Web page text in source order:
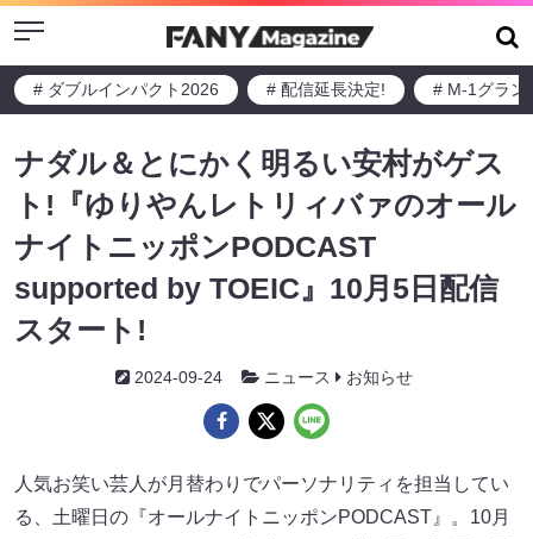
Menu
# ダブルインパクト2026 # 配信延長決定! # M-1グラン
ナダル＆とにかく明るい安村がゲス
ト!『ゆりやんレトリィバァのオール
ナイトニッポンPODCAST
supported by TOEIC』10月5日配信
スタート!
2024-09-24 ニュース お知らせ
人気お笑い芸人が月替わりでパーソナリティを担当してい
る、土曜日の『オールナイトニッポンPODCAST』。10月